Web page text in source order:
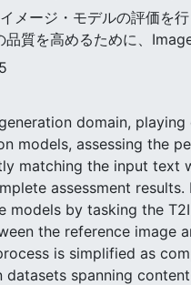
ージ・モデルの評価を
質を高めるために、
domain,
models, assessing the
matching the input text
assessment
by tasking the
the reference
is simplified as
spanning